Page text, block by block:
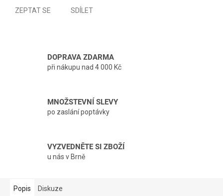
ZEPTAT SE SDÍLET
DOPRAVA ZDARMA
při nákupu nad 4 000 Kč
MNOŽSTEVNÍ SLEVY
po zaslání poptávky
VYZVEDNĚTE SI ZBOŽÍ
u nás v Brně
Popis Diskuze